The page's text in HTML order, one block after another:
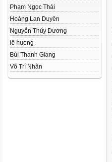
Phạm Ngọc Thái
Hoàng Lan Duyên
Nguyễn Thùy Dương
lê huong
Bùi Thanh Giang
Võ Trí Nhân